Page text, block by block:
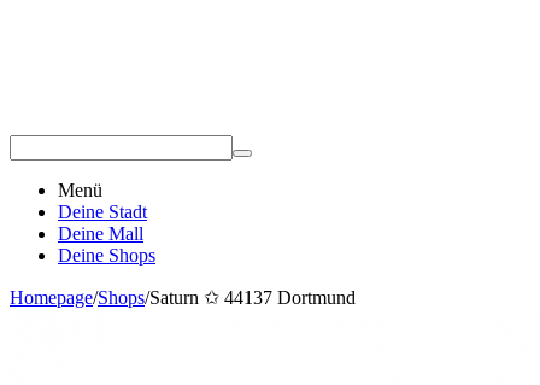
Menü
Deine Stadt
Deine Mall
Deine Shops
Homepage/Shops/Saturn ✩ 44137 Dortmund